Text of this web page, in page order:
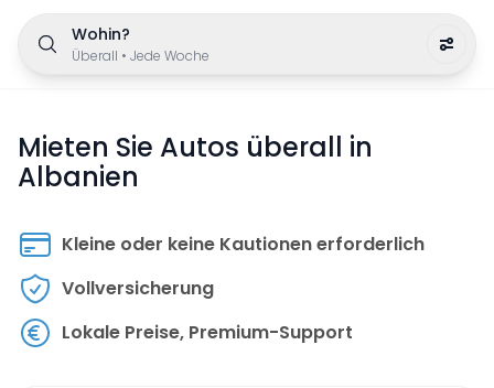
Wohin?
Überall • Jede Woche
Mieten Sie Autos überall in
Albanien
Kleine oder keine Kautionen erforderlich
Vollversicherung
Lokale Preise, Premium-Support